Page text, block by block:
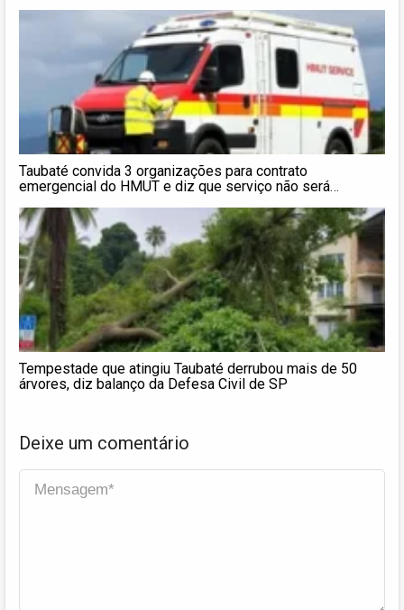
Taubaté convida 3 organizações para contrato
emergencial do HMUT e diz que serviço não será
Tempestade que atingiu Taubaté derrubou mais de 50
árvores, diz balanço da Defesa Civil de SP
Deixe um comentário